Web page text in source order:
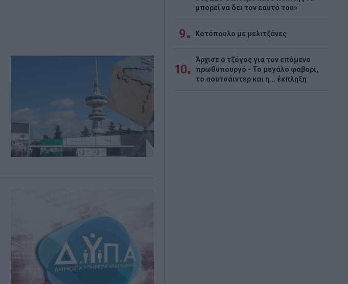
μπορεί να δει τον εαυτό του»
9 Κοτόπουλο με μελιτζάνες
10
Άρχισε ο τζόγος για τον επόμενο
πρωθυπουργό - Το μεγάλο φαβορί,
το αουτσάιντερ και η... έκπληξη